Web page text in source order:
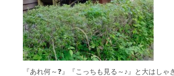
『あれ何～❓』『こっちも見る～♪』と大はしゃ